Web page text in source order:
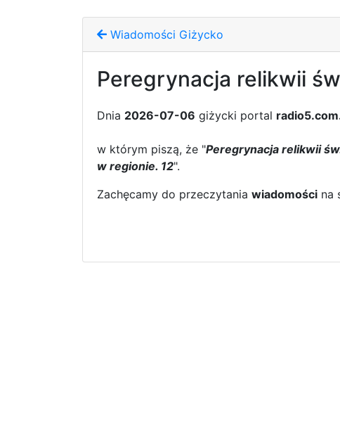
Wiadomości Giżycko
Peregrynacja relikwii
Dnia 2026-07-06 giżycki portal
w którym piszą, że "Peregrynacja relikwii
w regionie. 12".
Zachęcamy do przeczytania wiadomości na